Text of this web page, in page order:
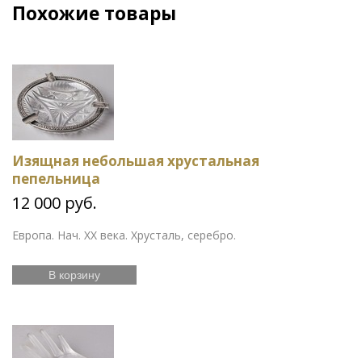
Похожие товары
Изящная небольшая хрустальная
пепельница
12 000 руб.
Европа. Нач. ХХ века. Хрусталь, серебро.
В корзину